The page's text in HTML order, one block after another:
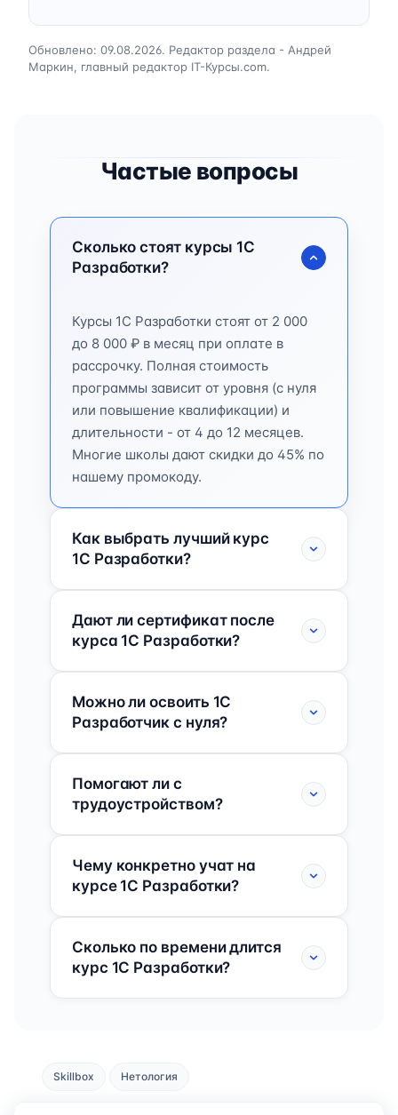
Обновлено: 09.08.2026. Редактор раздела - Андрей
Маркин, главный редактор IT-Курсы.com.
Частые вопросы
Сколько стоят курсы 1C
Разработки?
Курсы 1C Разработки стоят от 2 000
до 8 000 ₽ в месяц при оплате в
рассрочку. Полная стоимость
программы зависит от уровня (с нуля
или повышение квалификации) и
длительности - от 4 до 12 месяцев.
Многие школы дают скидки до 45% по
нашему промокоду.
Как выбрать лучший курс
1C Разработки?
Дают ли сертификат после
курса 1C Разработки?
Можно ли освоить 1C
Разработчик с нуля?
Помогают ли с
трудоустройством?
Чему конкретно учат на
курсе 1C Разработки?
Сколько по времени длится
курс 1C Разработки?
Skillbox Нетология